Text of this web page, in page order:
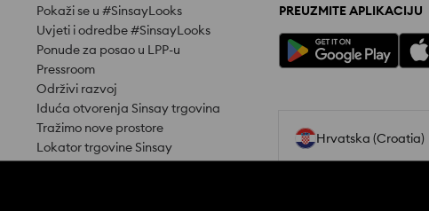
Pokaži se u #SinsayLooks
Uvjeti i odredbe #SinsayLooks
Ponude za posao u LPP-u
Pressroom
Održivi razvoj
Iduća otvorenja Sinsay trgovina
Tražimo nove prostore
Lokator trgovine Sinsay
Radno vrijeme Sinsay trgovina -
PREUZMITE APLIKACIJU
Hrvatska (Croatia)